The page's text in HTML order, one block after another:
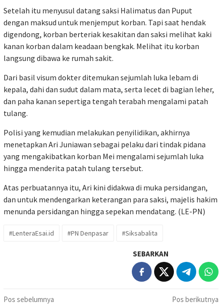
Setelah itu menyusul datang saksi Halimatus dan Puput
dengan maksud untuk menjemput korban. Tapi saat hendak
digendong, korban berteriak kesakitan dan saksi melihat kaki
kanan korban dalam keadaan bengkak. Melihat itu korban
langsung dibawa ke rumah sakit.
Dari basil visum dokter ditemukan sejumlah luka lebam di
kepala, dahi dan sudut dalam mata, serta lecet di bagian leher,
dan paha kanan sepertiga tengah terabah mengalami patah
tulang.
Polisi yang kemudian melakukan penyilidikan, akhirnya
menetapkan Ari Juniawan sebagai pelaku dari tindak pidana
yang mengakibatkan korban Mei mengalami sejumlah luka
hingga menderita patah tulang tersebut.
Atas perbuatannya itu, Ari kini didakwa di muka persidangan,
dan untuk mendengarkan keterangan para saksi, majelis hakim
menunda persidangan hingga sepekan mendatang. (LE-PN)
#LenteraEsai.id #PN Denpasar #Siksabalita
SEBARKAN
Navigasi
Pos sebelumnya
Pos berikutnya